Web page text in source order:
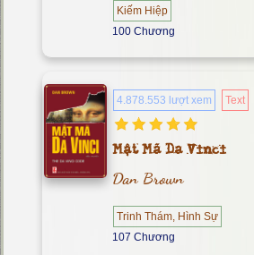
Kiếm Hiệp
100 Chương
4.878.553 lượt xem Text
Mật Mã Da Vinci
Dan Brown
Trinh Thám, Hình Sự
107 Chương